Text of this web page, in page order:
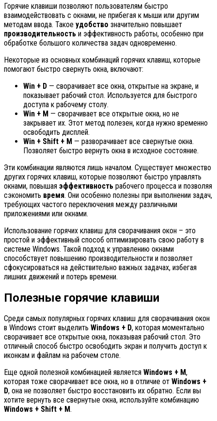
Горячие клавиши позволяют пользователям быстро
взаимодействовать с окнами, не прибегая к мыши или другим
методам ввода. Такое удобство значительно повышает
производительность и эффективность работы, особенно при
обработке большого количества задач одновременно.
Некоторые из основных комбинаций горячих клавиш, которые
помогают быстро свернуть окна, включают:
Win + D — сворачивает все окна, открытые на экране, и
показывает рабочий стол. Используется для быстрого
доступа к рабочему столу.
Win + M — сворачивает все открытые окна, но не
закрывает их. Этот метод полезен, когда нужно временно
освободить дисплей.
Win + Shift + M — разворачивает все свернутые окна.
Позволяет быстро вернуть окна в исходное состояние.
Эти комбинации являются лишь началом. Существует множество
других горячих клавиш, которые позволяют быстро управлять
окнами, повышая эффективность рабочего процесса и позволяя
сэкономить время. Они особенно полезны при выполнении задач,
требующих частого переключения между различными
приложениями или окнами.
Использование горячих клавиш для сворачивания окон – это
простой и эффективный способ оптимизировать свою работу в
системе Windows. Такой подход к управлению окнами
способствует повышению производительности и позволяет
сфокусироваться на действительно важных задачах, избегая
лишних движений и потерь времени.
Полезные горячие клавиши
Среди самых популярных горячих клавиш для сворачивания окон
в Windows стоит выделить Windows + D, которая моментально
сворачивает все открытые окна, показывая рабочий стол. Это
отличный способ быстро освободить экран и получить доступ к
иконкам и файлам на рабочем столе.
Еще одной полезной комбинацией является Windows + M,
которая тоже сворачивает все окна, но в отличие от Windows +
D, она не позволяет быстро восстановить их обратно. Если вы
хотите вернуть все свернутые окна, используйте комбинацию
Windows + Shift + M.